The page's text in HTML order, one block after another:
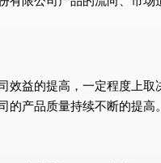
益的提高，一定程度上
产品质量持续不断的提高。